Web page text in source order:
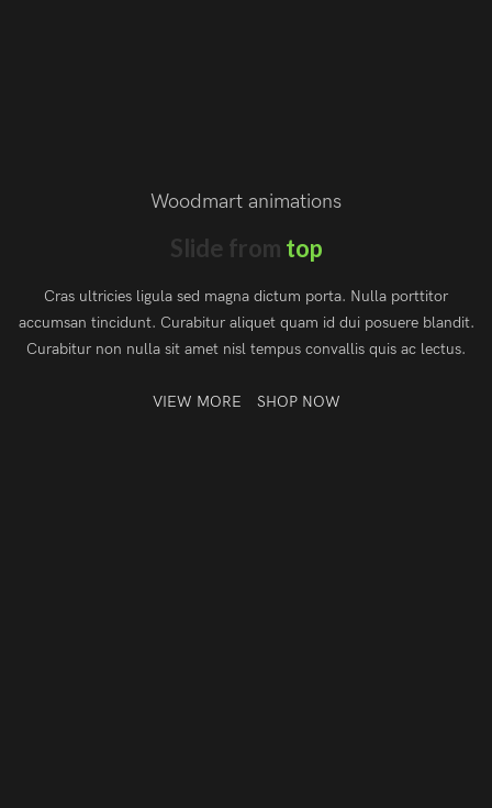
Woodmart animations
Slide from top
Cras ultricies ligula sed magna dictum porta. Nulla porttitor
accumsan tincidunt. Curabitur aliquet quam id dui posuere blandit.
Curabitur non nulla sit amet nisl tempus convallis quis ac lectus.
VIEW MORE SHOP NOW